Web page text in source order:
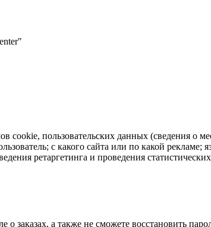
cookie, пользовательских данных (сведения о
с какого сайта или по какой
ретаргетинга и проведения
о заказах, а также не сможете восстановить